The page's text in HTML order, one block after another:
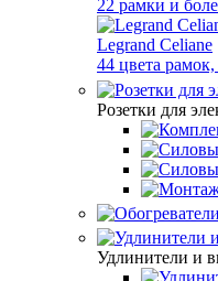
22 рамки и
Legrand Celiane
44 цвета
Розетки для
Удлинители и